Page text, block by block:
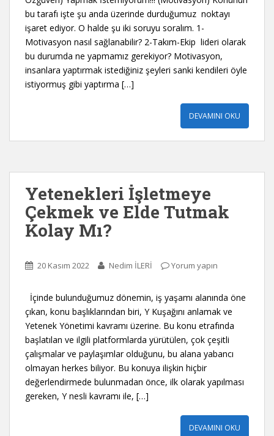
bu tarafı işte şu anda üzerinde durduğumuz noktayı
işaret ediyor. O halde şu iki soruyu soralım. 1-
Motivasyon nasıl sağlanabilir? 2-Takım-Ekip lideri olarak
bu durumda ne yapmamız gerekiyor? Motivasyon,
insanlara yaptırmak istediğiniz şeyleri sanki kendileri öyle
istiyormuş gibi yaptırma […]
DEVAMINI OKU
Yetenekleri İşletmeye
Çekmek ve Elde Tutmak
Kolay Mı?
20 Kasım 2022 Nedim İLERİ Yorum yapın
İçinde bulunduğumuz dönemin, iş yaşamı alanında öne
çıkan, konu başlıklarından biri, Y Kuşağını anlamak ve
Yetenek Yönetimi kavramı üzerine. Bu konu etrafında
başlatılan ve ilgili platformlarda yürütülen, çok çeşitli
çalışmalar ve paylaşımlar olduğunu, bu alana yabancı
olmayan herkes biliyor. Bu konuya ilişkin hiçbir
değerlendirmede bulunmadan önce, ilk olarak yapılması
gereken, Y nesli kavramı ile, […]
DEVAMINI OKU